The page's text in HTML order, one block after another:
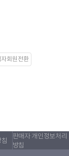
회원전환
판매자 개인정보처리
방침